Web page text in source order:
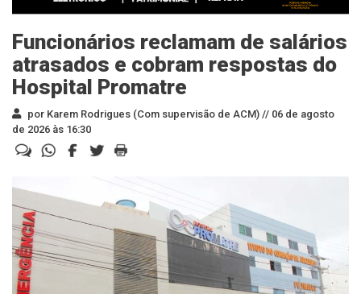
Funcionários reclamam de salários
atrasados e cobram respostas do
Hospital Promatre
por Karem Rodrigues (Com supervisão de ACM) // 06 de agosto
de 2026 às 16:30